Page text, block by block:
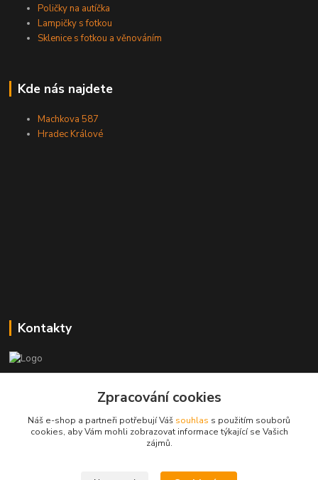
Poličky na autíčka
Lampičky s fotkou
Sklenice s fotkou a věnováním
Kde nás najdete
Machkova 587
Hradec Králové
Kontakty
+420773237626
popisekhk@gmail.com
Zpracování cookies
Náš e-shop a partneři potřebují Váš souhlas s použitím souborů
cookies, aby Vám mohli zobrazovat informace týkající se Vašich
zájmů.